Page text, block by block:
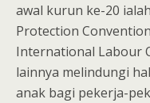
awal kurun ke-20
Protection
International Labour
lainnya melindungi
anak bagi pekerja-